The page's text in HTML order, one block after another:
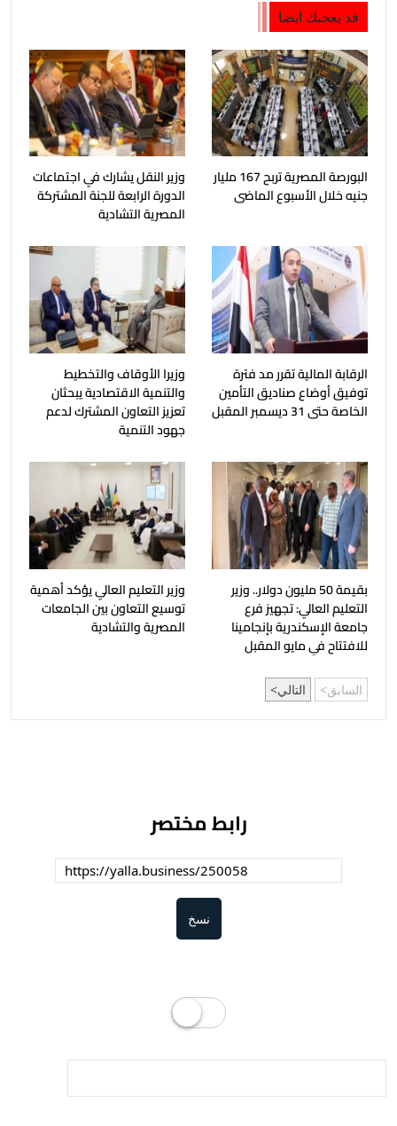
قد يعجبك ايضا
البورصة المصرية تربح 167 مليار
جنيه خلال الأسبوع الماضى
وزير النقل يشارك في اجتماعات
الدورة الرابعة للجنة المشتركة
المصرية التشادية
الرقابة المالية تقرر مد فترة
توفيق أوضاع صناديق التأمين
الخاصة حتى 31 ديسمبر المقبل
وزيرا الأوقاف والتخطيط
والتنمية الاقتصادية يبحثان
تعزيز التعاون المشترك لدعم
جهود التنمية
بقيمة 50 مليون دولار.. وزير
التعليم العالي: تجهيز فرع
جامعة الإسكندرية بإنجامينا
للافتتاح في مايو المقبل
وزير التعليم العالي يؤكد أهمية
توسيع التعاون بين الجامعات
المصرية والتشادية
السابق التالي
رابط مختصر
نسخ